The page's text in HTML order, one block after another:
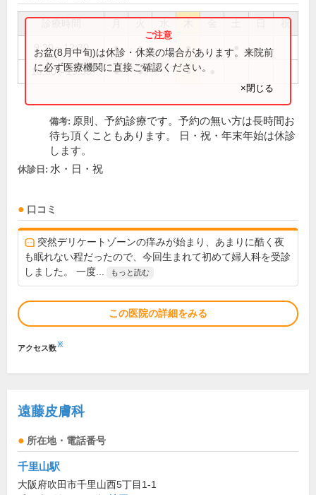
祝
9:30～12:30 ● ● ●
16:30～19:30 ● ● ●
お盆(8月中旬)は休診・休業の場合があります。来院前
に必ず医療機関に直接ご確認ください。
×閉じる
備考: 原則、予約診療です。予約の無い方は長時間お
待ち頂くこともあります。 日・祝・年末年始は休診
します。
休診日: 水・日・祝
口コミ
突然デリケートゾーンの痒みが始まり、あまりに酷く夜
も眠れない程だったので、今回生まれて初めて婦人科を受診
しました。 一度...
もっと読む
この医院の詳細をみる
アクセス数※
遠藤皮膚科
所在地・電話番号
千里山駅
大阪府吹田市千里山西5丁目1-1